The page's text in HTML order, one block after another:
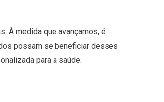
À medida que avançamos, é
possam se beneficiar desses
para a saúde.